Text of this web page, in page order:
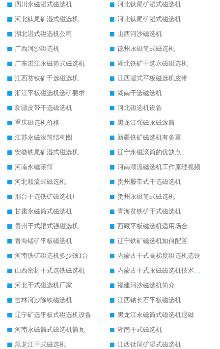
四川永磁湿式磁选机
河北钛尾矿湿式磁选机
河北钛尾矿湿式磁选机
河北钛尾矿湿式磁选机
湖北湿式磁选机公司
山西河沙磁选机
广西河沙磁选机
德州永磁筒式磁选机
广东湛江永磁筒式磁选机
湖北铁矿干选永磁磁选机
江西贫铁矿干选磁选机
江西湿式平板磁选机皮带
浙江平板磁选机选矿要求
湖南干选磁选机
新疆皮带干选磁选机
河北磁选机设备
重庆磁选机价格
黑龙江强磁永磁滚筒
江苏永磁滚筒结构图
新疆铁矿磁选机有多重
安徽铁尾矿湿式磁选机
辽宁永磁滚筒的优缺点
河南永磁滚筒
河南顺流磁选机工作原理视频
河北顺流式磁选机
贵州履带式干选磁选机
邢台干选铁矿磁选机厂
贺州永磁筒式磁选机
甘肃永磁筒式磁选机
青海贫铁矿干式磁选机
贵州干式辊式强磁选机
西藏平板磁选机适用场合
青海锰矿平板磁选机
辽宁铁矿磁选机如何配置
河南铁矿磁选机多少钱1台
内蒙古干式高梯度磁选机选铁
山西密封干式选铁磁选机
内蒙古干式永磁磁选机技术要求
河北干式磁选机厂家
福建河沙磁选机简介
吉林河沙除铁磁选机
江西钠长石平板磁选机
辽宁矿选平板式磁选机设备
黑龙江永磁筒式磁选机退磁
河南永磁筒式磁选机筒瓦
湖南干式磁选机
黑龙江干式磁选机
江西钛尾矿湿式磁选机